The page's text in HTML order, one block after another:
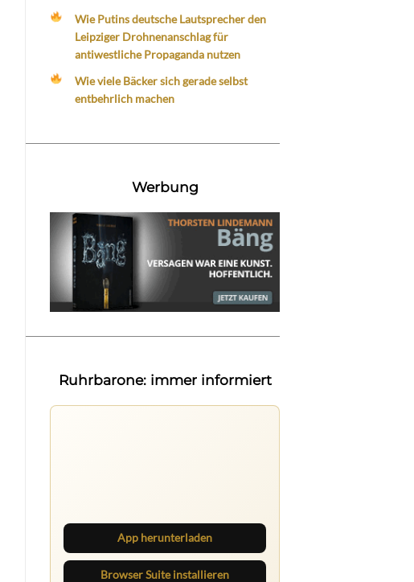
Wie Putins deutsche Lautsprecher den
Leipziger Drohnenanschlag für
antiwestliche Propaganda nutzen
Wie viele Bäcker sich gerade selbst
entbehrlich machen
Werbung
Ruhrbarone: immer informiert
App herunterladen
Browser Suite installieren